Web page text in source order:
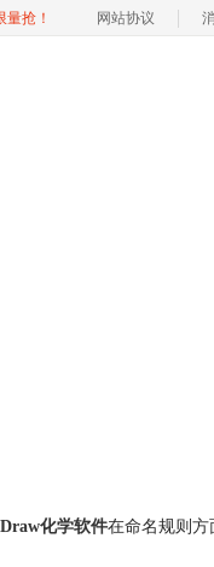
量抢！ 网站协议
化学软件在命名规则方